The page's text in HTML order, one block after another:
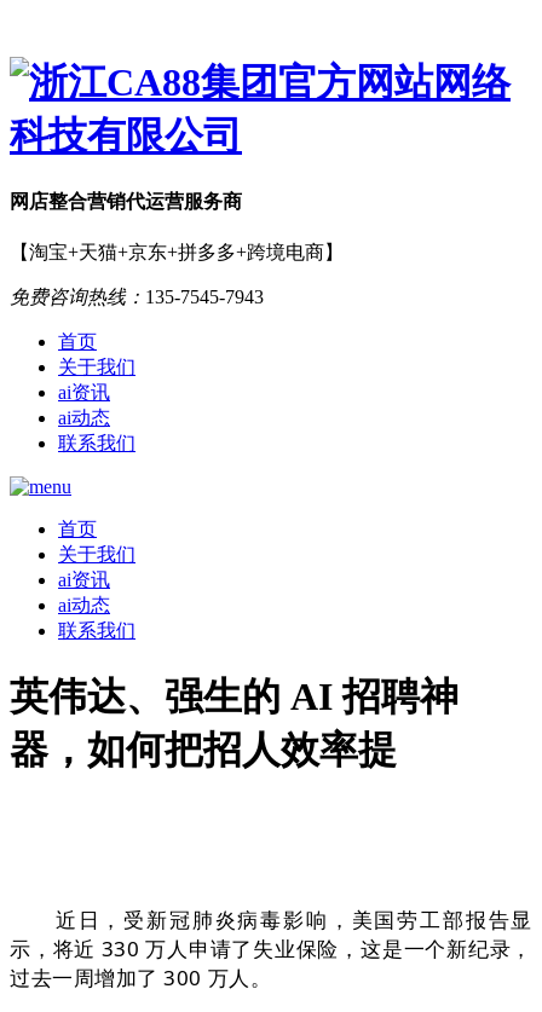
网店整合营销代运营服务商
【淘宝+天猫+京东+拼多多+跨境电商】
免费咨询热线： 135-7545-7943
首页
关于我们
ai资讯
ai动态
联系我们
首页
关于我们
ai资讯
ai动态
联系我们
英伟达、强生的 AI 招聘神
器，如何把招人效率提
近日，受新冠肺炎病毒影响，美国劳工部报告显
示，将近 330 万人申请了失业保险，这是一个新纪录，
过去一周增加了 300 万人。